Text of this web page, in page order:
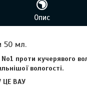
Опис
50 мл.
No1 проти кучерявого
вологості.
ЦЕ ВАУ